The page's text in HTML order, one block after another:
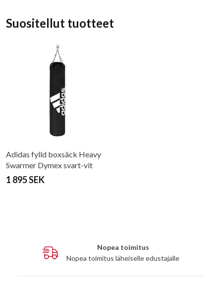
Suositellut tuotteet
Adidas fylld boxsäck Heavy
Swarmer Dymex svart-vit
1 895 SEK
Nopea toimitus
Nopea toimitus läheiselle edustajalle